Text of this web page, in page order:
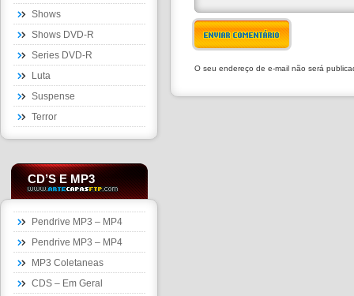
Shows
Shows DVD-R
Series DVD-R
Luta
Suspense
Terror
CD’S E MP3
Pendrive MP3 – MP4
Pendrive MP3 – MP4
MP3 Coletaneas
CDS – Em Geral
ENVIAR COMENTÁRIO
O seu endereço de e-mail não será